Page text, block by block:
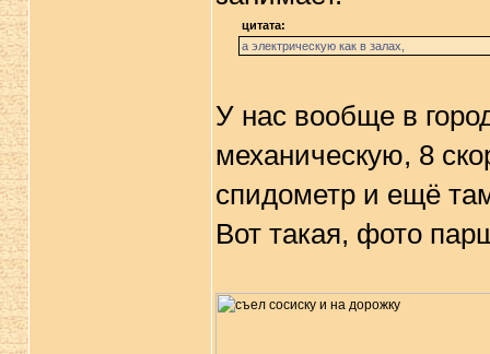
цитата:
а электрическую как в залах,
У нас вообще в
механическую, 8
спидометр и ещё
Вот такая, фото